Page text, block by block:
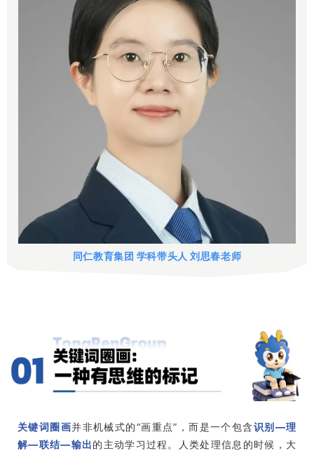
同仁教育集团 学科带头人 刘思春老师
关键词圈画并非机械式的“画重点”，而是一个包含识别—理
解—联结—输出的主动学习过程。人类处理信息的时候，大